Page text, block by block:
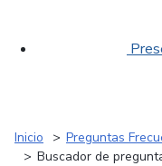
Inicio
Preguntas
Buscador de